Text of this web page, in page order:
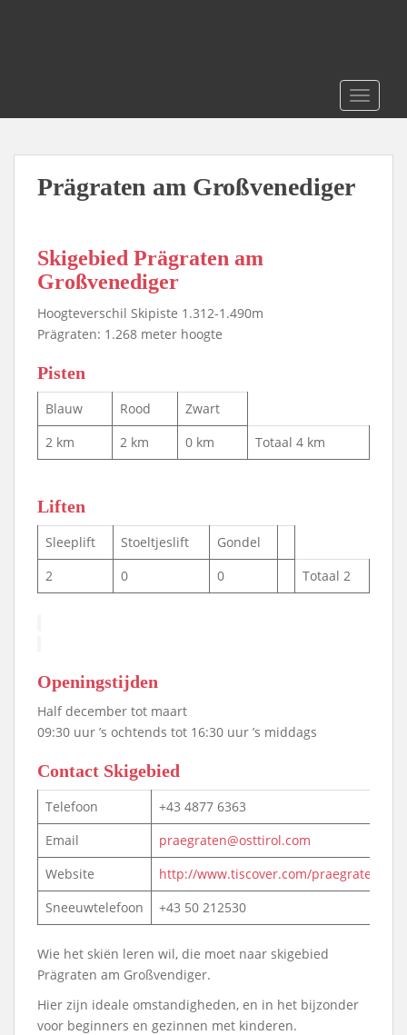
o
Prägraten am Großvenediger
Skigebied Prägraten am
Großvenediger
Hoogteverschil Skipiste 1.312-1.490m
Prägraten: 1.268 meter hoogte
Pisten
Blauw Rood
Zwart
2 km
2 km 0 km Totaal 4 km
Liften
Sleeplift Stoeltjeslift
Gondel
2
0 0 Totaal 2
Openingstijden
Half december tot maart
09:30 uur ’s ochtends tot 16:30 uur ’s middags
Contact Skigebied
Telefoon
+43 4877 6363
Email
praegraten@osttirol.com
Website
http://www.tiscover.com/praegraten
Sneeuwtelefoon
+43 50 212530
Wie het skiën leren wil, die moet naar skigebied
Prägraten am Großvendiger.
Hier zijn ideale omstandigheden, en in het bijzonder
voor beginners en gezinnen met kinderen.